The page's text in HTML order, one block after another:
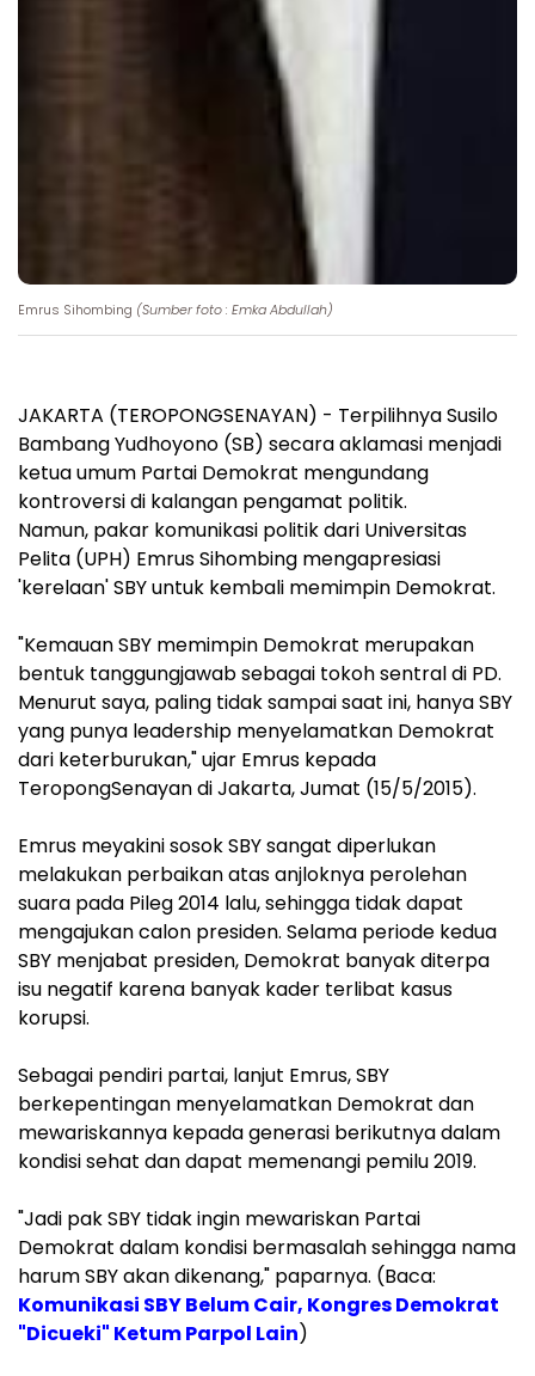
Emrus Sihombing (Sumber foto : Emka Abdullah)
JAKARTA (TEROPONGSENAYAN) - Terpilihnya Susilo
Bambang Yudhoyono (SB) secara aklamasi menjadi
ketua umum Partai Demokrat mengundang
kontroversi di kalangan pengamat politik.
Namun, pakar komunikasi politik dari Universitas
Pelita (UPH) Emrus Sihombing mengapresiasi
'kerelaan' SBY untuk kembali memimpin Demokrat.
"Kemauan SBY memimpin Demokrat merupakan
bentuk tanggungjawab sebagai tokoh sentral di PD.
Menurut saya, paling tidak sampai saat ini, hanya SBY
yang punya leadership menyelamatkan Demokrat
dari keterburukan," ujar Emrus kepada
TeropongSenayan di Jakarta, Jumat (15/5/2015).
Emrus meyakini sosok SBY sangat diperlukan
melakukan perbaikan atas anjloknya perolehan
suara pada Pileg 2014 lalu, sehingga tidak dapat
mengajukan calon presiden. Selama periode kedua
SBY menjabat presiden, Demokrat banyak diterpa
isu negatif karena banyak kader terlibat kasus
korupsi.
Sebagai pendiri partai, lanjut Emrus, SBY
berkepentingan menyelamatkan Demokrat dan
mewariskannya kepada generasi berikutnya dalam
kondisi sehat dan dapat memenangi pemilu 2019.
"Jadi pak SBY tidak ingin mewariskan Partai
Demokrat dalam kondisi bermasalah sehingga nama
harum SBY akan dikenang," paparnya. (Baca:
Komunikasi SBY Belum Cair, Kongres Demokrat
"Dicueki" Ketum Parpol Lain)